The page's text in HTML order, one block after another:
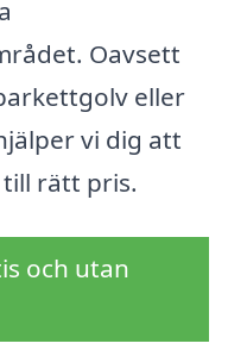
Oavsett
eller
vi dig att
rätt pris.
och utan